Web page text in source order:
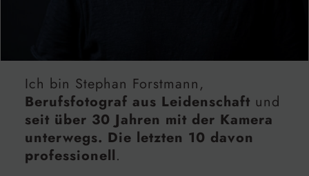
Ich bin Stephan Forstmann,
Berufsfotograf aus Leidenschaft und
seit über 30 Jahren mit der Kamera
unterwegs. Die letzten 10 davon
professionell.